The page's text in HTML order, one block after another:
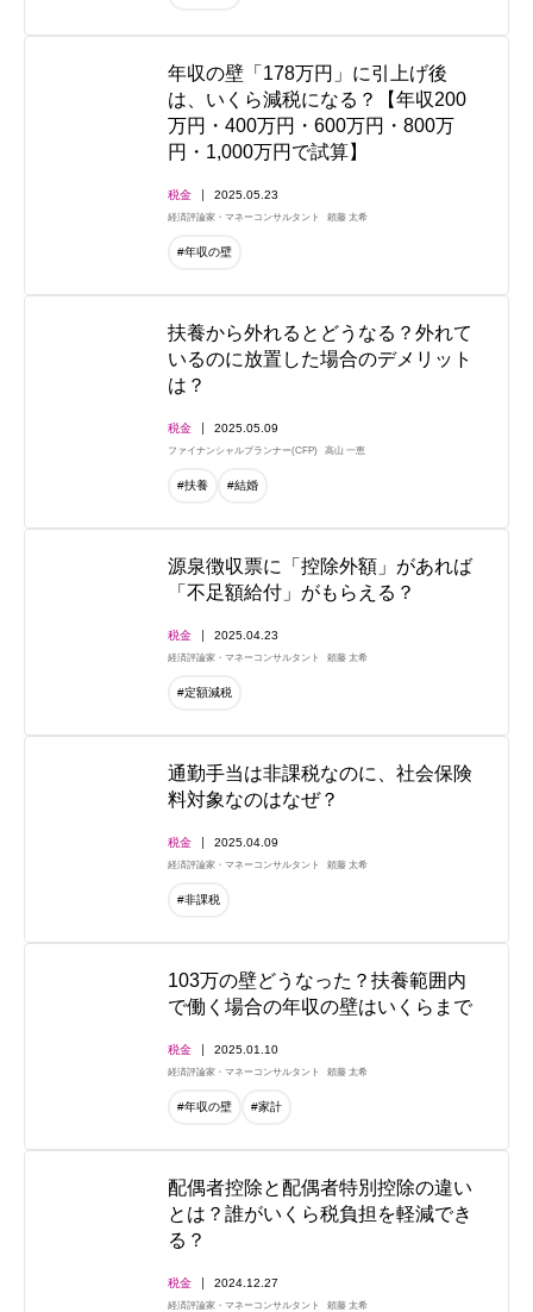
年収の壁「178万円」に引上げ後
は、いくら減税になる？【年収200
万円・400万円・600万円・800万
円・1,000万円で試算】
税金 2025.05.23
経済評論家・マネーコンサルタント 頼藤 太希
#年収の壁
扶養から外れるとどうなる？外れて
いるのに放置した場合のデメリット
は？
税金 2025.05.09
ファイナンシャルプランナー(CFP) 高山 一恵
#扶養 #結婚
源泉徴収票に「控除外額」があれば
「不足額給付」がもらえる？
税金 2025.04.23
経済評論家・マネーコンサルタント 頼藤 太希
#定額減税
通勤手当は非課税なのに、社会保険
料対象なのはなぜ？
税金 2025.04.09
経済評論家・マネーコンサルタント 頼藤 太希
#非課税
103万の壁どうなった？扶養範囲内
で働く場合の年収の壁はいくらまで
税金 2025.01.10
経済評論家・マネーコンサルタント 頼藤 太希
#年収の壁 #家計
配偶者控除と配偶者特別控除の違い
とは？誰がいくら税負担を軽減でき
る？
税金 2024.12.27
経済評論家・マネーコンサルタント 頼藤 太希